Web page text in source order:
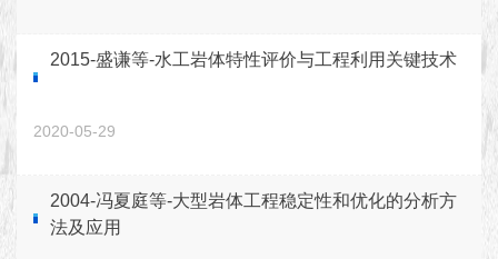
2015-盛谦等-水工岩体特性评价与工程利用关键技术
2020-05-29
2004-冯夏庭等-大型岩体工程稳定性和优化的分析方
法及应用